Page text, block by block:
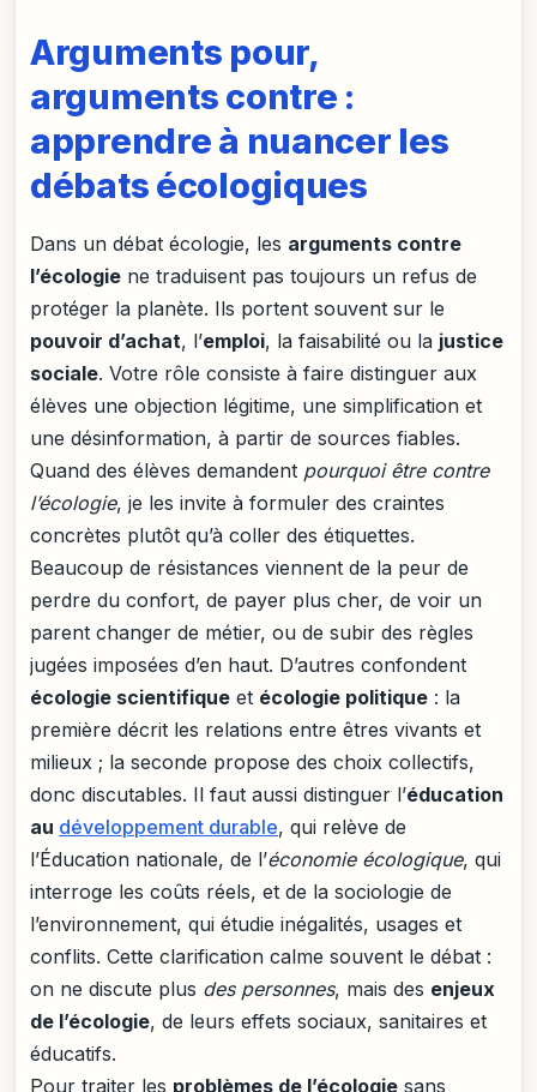
Arguments pour,
arguments contre :
apprendre à nuancer les
débats écologiques
Dans un débat écologie, les arguments contre
l’écologie ne traduisent pas toujours un refus de
protéger la planète. Ils portent souvent sur le
pouvoir d’achat, l’emploi, la faisabilité ou la justice
sociale. Votre rôle consiste à faire distinguer aux
élèves une objection légitime, une simplification et
une désinformation, à partir de sources fiables.
Quand des élèves demandent pourquoi être contre
l’écologie, je les invite à formuler des craintes
concrètes plutôt qu’à coller des étiquettes.
Beaucoup de résistances viennent de la peur de
perdre du confort, de payer plus cher, de voir un
parent changer de métier, ou de subir des règles
jugées imposées d’en haut. D’autres confondent
écologie scientifique et écologie politique : la
première décrit les relations entre êtres vivants et
milieux ; la seconde propose des choix collectifs,
donc discutables. Il faut aussi distinguer l’éducation
au développement durable, qui relève de
l’Éducation nationale, de l’économie écologique, qui
interroge les coûts réels, et de la sociologie de
l’environnement, qui étudie inégalités, usages et
conflits. Cette clarification calme souvent le débat :
on ne discute plus des personnes, mais des enjeux
de l’écologie, de leurs effets sociaux, sanitaires et
éducatifs.
Pour traiter les problèmes de l’écologie sans